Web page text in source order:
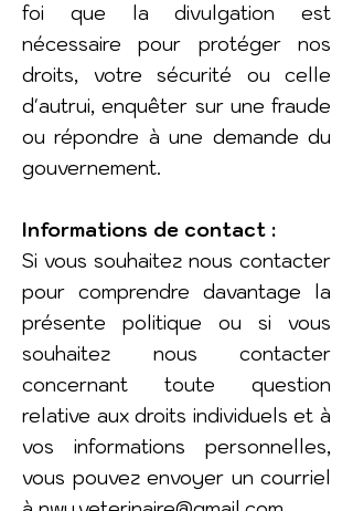
foi que la divulgation est
nécessaire pour protéger nos
droits, votre sécurité ou celle
d'autrui, enquêter sur une fraude
ou répondre à une demande du
gouvernement.
Informations de contact :
Si vous souhaitez nous contacter
pour comprendre davantage la
présente politique ou si vous
souhaitez nous contacter
concernant toute question
relative aux droits individuels et à
vos informations personnelles,
vous pouvez envoyer un courriel